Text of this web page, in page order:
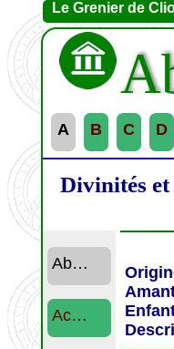
Le Grenier de
A B C D
Divinités et
Ab…
Ac…